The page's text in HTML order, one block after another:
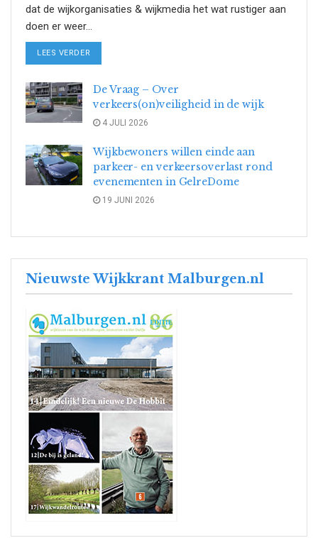
dat de wijkorganisaties & wijkmedia het wat rustiger aan
doen er weer...
LEES VERDER
De Vraag – Over
verkeers(on)veiligheid in de wijk
4 JULI 2026
Wijkbewoners willen einde aan
parkeer- en verkeersoverlast rond
evenementen in GelreDome
19 JUNI 2026
Nieuwste Wijkkrant Malburgen.nl